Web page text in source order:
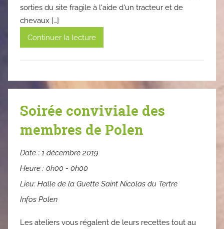
sorties du site fragile à l'aide d'un tracteur et de
chevaux […]
Continuer la lecture
Soirée conviviale des
membres de Polen
Date : 1 décembre 2019
Heure : 0h00 - 0h00
Lieu: Halle de la Guette Saint Nicolas du Tertre
Infos Polen
Les ateliers vous régalent de leurs recettes tout au